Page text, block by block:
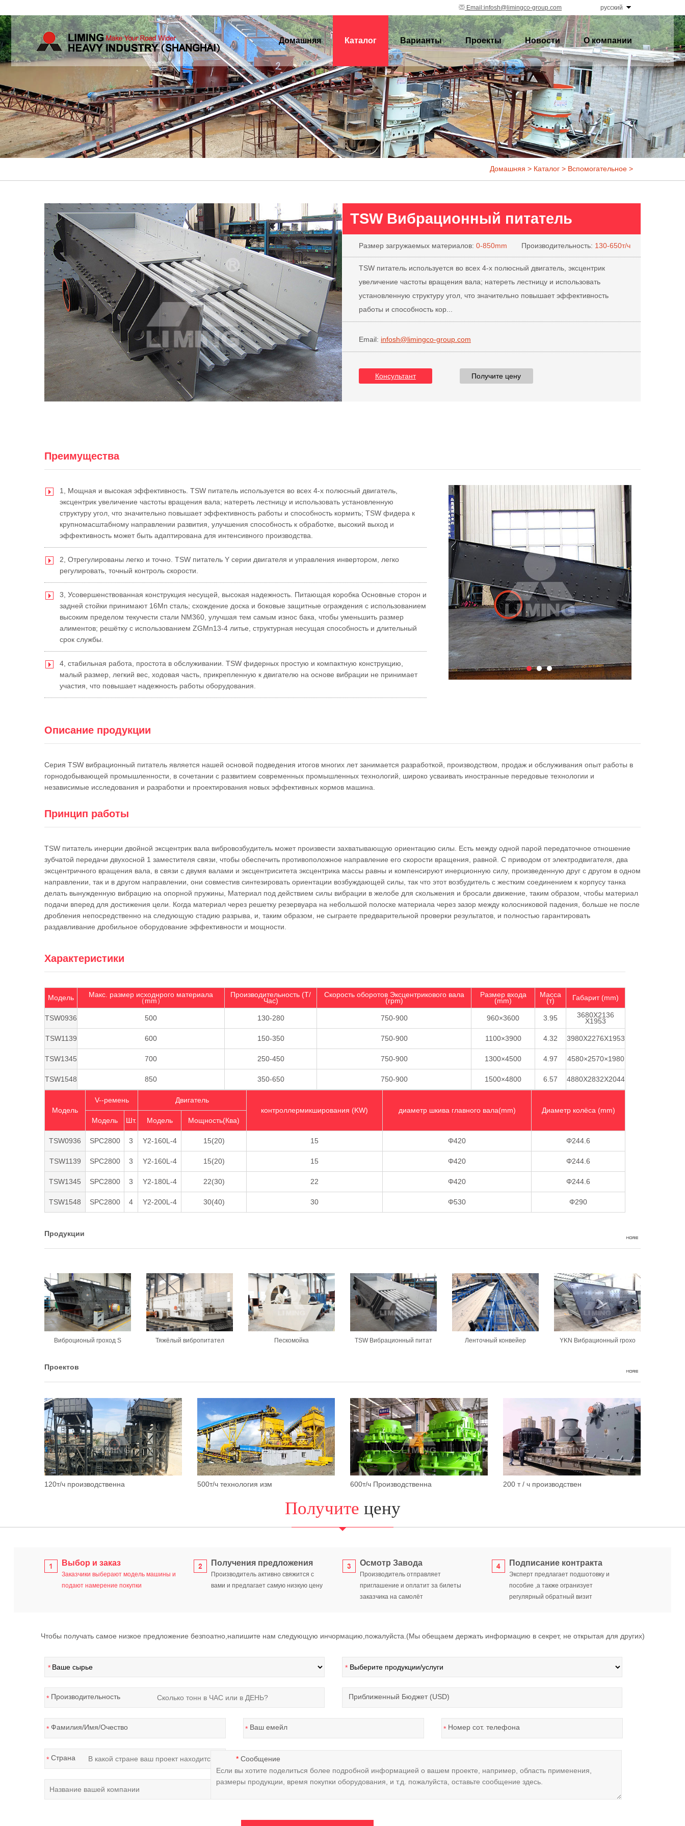
Email:infosh@limingco-group.com русский
Домашняя Каталог Варианты Проекты Новости О компании
Домашняя > Каталог > Вспомогательное >
TSW Вибрационный питатель
Размер загружаемых материалов: 0-850mm Производительность: 130-650т/ч
TSW питатель используется во всех 4-х полюсный двигатель, эксцентрик
увеличение частоты вращения вала; натереть лестницу и использовать
установленную структуру угол, что значительно повышает эффективность
работы и способность кор...
Email: infosh@limingco-group.com
Консультант Получите цену
Преимущества
1, Мощная и высокая эффективность. TSW питатель используется во всех 4-х полюсный двигатель,
эксцентрик увеличение частоты вращения вала; натереть лестницу и использовать установленную
структуру угол, что значительно повышает эффективность работы и способность кормить; TSW фидера к
крупномасштабному направлении развития, улучшения способность к обработке, высокий выход и
эффективность может быть адаптирована для интенсивного производства.
2, Отрегулированы легко и точно. TSW питатель Y серии двигателя и управления инвертором, легко
регулировать, точный контроль скорости.
3, Усовершенствованная конструкция несущей, высокая надежность. Питающая коробка Основные сторон и
задней стойки принимают 16Mn сталь; схождение доска и боковые защитные ограждения с использованием
высоким пределом текучести стали NM360, улучшая тем самым износ бака, чтобы уменьшить размер
алиментов; решётку с использованием ZGMn13-4 литье, структурная несущая способность и длительный
срок службы.
4, стабильная работа, простота в обслуживании. TSW фидерных простую и компактную конструкцию,
малый размер, легкий вес, ходовая часть, прикрепленную к двигателю на основе вибрации не принимает
участия, что повышает надежность работы оборудования.
Описание продукции
Серия TSW вибрационный питатель является нашей основой подведения итогов многих лет занимается разработкой, производством, продаж и обслуживания опыт работы в
горнодобывающей промышленности, в сочетании с развитием современных промышленных технологий, широко усваивать иностранные передовые технологии и
независимые исследования и разработки и проектирования новых эффективных кормов машина.
Принцип работы
TSW питатель инерции двойной эксцентрик вала вибровозбудитель может произвести захватывающую ориентацию силы. Есть между одной парой передаточное отношение
зубчатой передачи двухосной 1 заместителя связи, чтобы обеспечить противоположное направление его скорости вращения, равной. С приводом от электродвигателя, два
эксцентричного вращения вала, в связи с двумя валами и эксцентриситета эксцентрика массы равны и компенсируют инерционную силу, произведенную друг с другом в одном
направлении, так и в другом направлении, они совместив синтезировать ориентации возбуждающей силы, так что этот возбудитель с жестким соединением к корпусу танка
делать вынужденную вибрацию на опорной пружины, Материал под действием силы вибрации в желобе для скольжения и бросали движение, таким образом, чтобы материал
подачи вперед для достижения цели. Когда материал через решетку резервуара на небольшой полоске материала через зазор между колосниковой падения, больше не после
дробления непосредственно на следующую стадию разрыва, и, таким образом, не сыграете предварительной проверки результатов, и полностью гарантировать
раздавливание дробильное оборудование эффективности и мощности.
Характеристики
Модель Макс. размер исходнрого материала
（mm）
Производительность (Т/
Час)
Скорость оборотов Эксцентрикового вала
(rpm)
Размер входа
(mm)
Масса
(т) Габарит (mm)
TSW0936 500 130-280 750-900 960×3600 3.95 3680X2136
X1953
TSW1139 600 150-350 750-900 1100×3900 4.32 3980X2276X1953
TSW1345 700 250-450 750-900 1300×4500 4.97 4580×2570×1980
TSW1548 850 350-650 750-900 1500×4800 6.57 4880X2832X2044
Модель
V--ремень
Двигатель
контроллермикширования (KW)
диаметр шкива главного вала(mm)
Диаметр колёса (mm)
Модель
Шт. Модель Мощность(Ква)
TSW0936 SPC2800 3 Y2-160L-4 15(20) 15 Φ420 Φ244.6
TSW1139 SPC2800 3 Y2-160L-4 15(20) 15 Φ420 Φ244.6
TSW1345 SPC2800 3 Y2-180L-4 22(30) 22 Φ420 Φ244.6
TSW1548 SPC2800 4 Y2-200L-4 30(40) 30 Φ530 Φ290
Продукции
Виброционый гроход S Тяжёлый вибропитател Пескомойка TSW Вибрационный питат Ленточный конвейер YKN Вибрационный грохо
Проектов
120т/ч производственна 500т/ч технология изм 600т/ч Производственна 200 т / ч производствен
Получите цену
Выбор и заказ
Заказчики выберают модель машины и
подают намерение покупки
Получения предложения
Производитель активно свяжится с
вами и предлагает самую низкую цену
Осмотр Завода
Производитель отправляет
приглашение и оплатит за билеты
заказчика на самолёт
Подписание контракта
Эксперт предлагает подшотовку и
пособие ,а также огранизует
регулярный обратный визит
Чтобы получать самое низкое предложение безпоатно,напишите нам следующую инчормацию,пожалуйста.(Мы обещаем держать информацию в секрет, не открытая для других)
* *
Производительность
* Приближенный Бюджет (USD)
Фамилия/Имя/Очество
* Ваш емейл
* Номер сот. телефона
*
Страна
* Сообщение